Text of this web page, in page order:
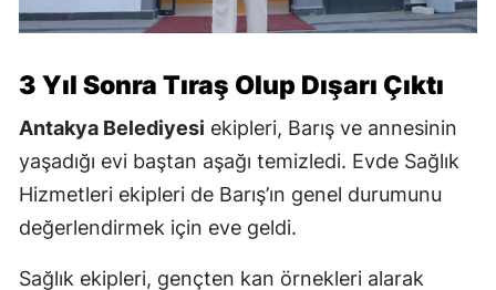
3 Yıl Sonra Tıraş Olup Dışarı Çıktı
Antakya Belediyesi ekipleri, Barış ve annesinin
yaşadığı evi baştan aşağı temizledi. Evde Sağlık
Hizmetleri ekipleri de Barış’ın genel durumunu
değerlendirmek için eve geldi.
Sağlık ekipleri, gençten kan örnekleri alarak